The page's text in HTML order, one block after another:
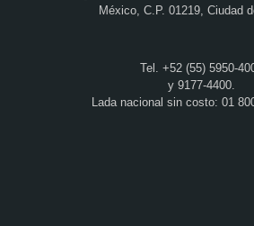
México, C.P. 01219, Ciudad
Tel. +52 (55) 5950-
y 9177-4400.
Lada nacional sin costo: 01